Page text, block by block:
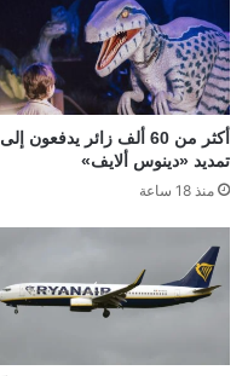
أكثر من 60 ألف زائر يدفعون إلى
تمديد «دينوس ألايف»
منذ 18 ساعة